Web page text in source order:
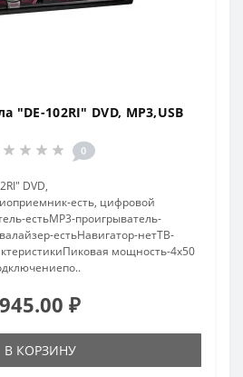
"DE-102RI" DVD, MP3,USB
0
DVD,
есть, цифровой
естьMP3-проигрыватель-
естьНавигатор-нетТВ-
мощность-4x50
945.00 ₽
В КОРЗИНУ